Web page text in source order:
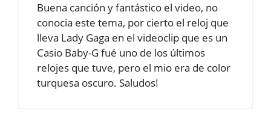
Buena canción y fantástico el video, no
conocia este tema, por cierto el reloj que
lleva Lady Gaga en el videoclip que es un
Casio Baby-G fué uno de los últimos
relojes que tuve, pero el mio era de color
turquesa oscuro. Saludos!